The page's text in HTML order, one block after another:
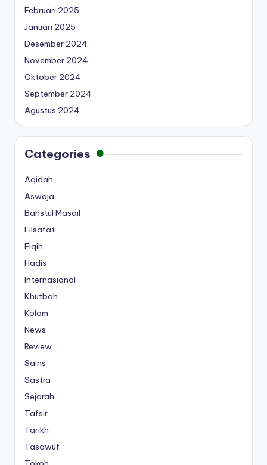
Februari 2025
Januari 2025
Desember 2024
November 2024
Oktober 2024
September 2024
Agustus 2024
Categories
Aqidah
Aswaja
Bahstul Masail
Filsafat
Fiqih
Hadis
Internasional
Khutbah
Kolom
News
Review
Sains
Sastra
Sejarah
Tafsir
Tarikh
Tasawuf